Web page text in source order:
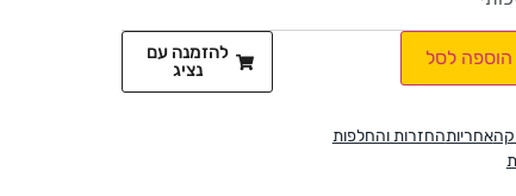
הוספה לסל
אחריותהחזרות והחלפות
להזמנה עם
נציג